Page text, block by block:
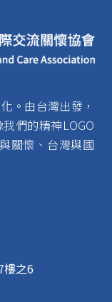
。由台灣出發，
們的精神LOGO
關懷、台灣與國
樓之6